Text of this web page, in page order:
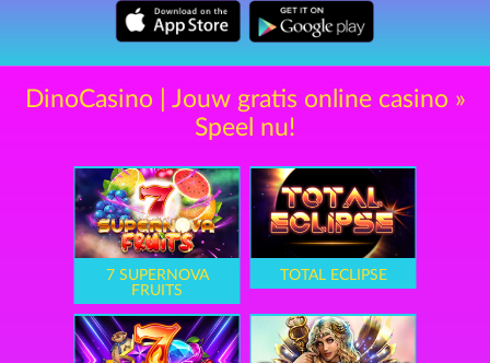
DinoCasino | Jouw gratis online casino »
Speel nu!
7 SUPERNOVA
FRUITS
TOTAL ECLIPSE